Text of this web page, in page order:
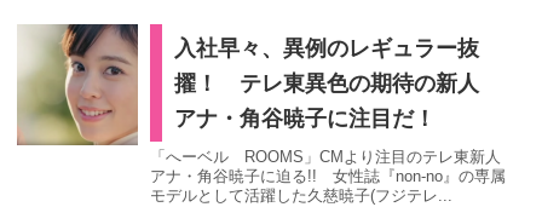
入社早々、異例のレギュラー抜
擢！ テレ東異色の期待の新人
アナ・角谷暁子に注目だ！
「へーベル ROOMS」CMより注目のテレ東新人
アナ・角谷暁子に迫る!! 女性誌『non-no』の専属
モデルとして活躍した久慈暁子(フジテレ...